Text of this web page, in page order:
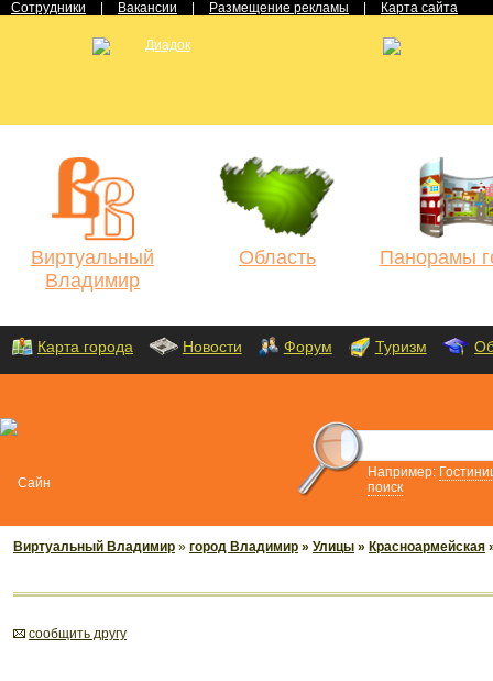
Сотрудники Вакансии Размещение рекламы Карта сайта
Виртуальный
Владимир
Область Панорамы
Карта города Новости Форум Туризм
Например:
поиск
Виртуальный Владимир » город Владимир » Улицы » Красноармейская
cообщить другу